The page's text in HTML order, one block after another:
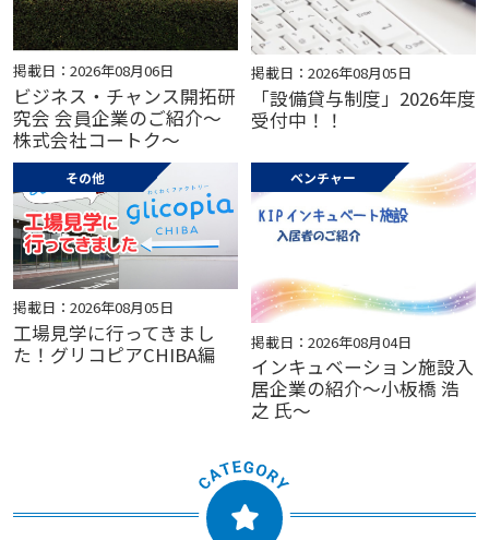
掲載日：2026年08月06日
ビジネス・チャンス開拓研
究会 会員企業のご紹介～
株式会社コートク～
掲載日：2026年08月05日
「設備貸与制度」2026年度
受付中！！
その他
掲載日：2026年08月05日
工場見学に行ってきまし
た！グリコピアCHIBA編
ベンチャー
掲載日：2026年08月04日
インキュベーション施設入
居企業の紹介～小板橋 浩
之 氏～